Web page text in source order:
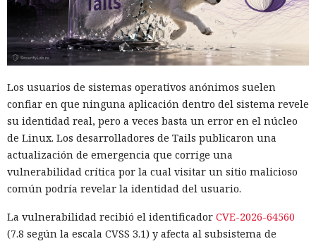
Los usuarios de sistemas operativos anónimos suelen
confiar en que ninguna aplicación dentro del sistema revele
su identidad real, pero a veces basta un error en el núcleo
de Linux. Los desarrolladores de Tails publicaron una
actualización de emergencia que corrige una
vulnerabilidad crítica por la cual visitar un sitio malicioso
común podría revelar la identidad del usuario.
La vulnerabilidad recibió el identificador CVE-2026-64560
(7.8 según la escala CVSS 3.1) y afecta al subsistema de